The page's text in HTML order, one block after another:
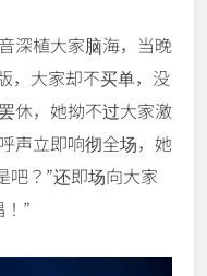
深植大家脑海，当晚
，大家却不买单，没
休，她拗不过大家激
声立即响彻全场，她
吧？”还即场向大家
”